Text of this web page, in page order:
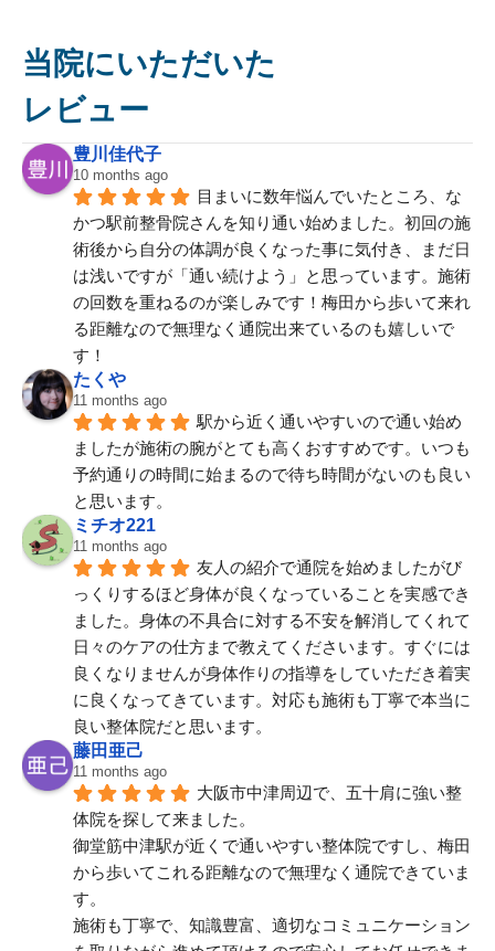
当院にいただいた
レビュー
豊川佳代子
10 months ago
目まいに数年悩んでいたところ、な
かつ駅前整骨院さんを知り通い始めました。初回の施
術後から自分の体調が良くなった事に気付き、まだ日
は浅いですが「通い続けよう」と思っています。施術
の回数を重ねるのが楽しみです！梅田から歩いて来れ
る距離なので無理なく通院出来ているのも嬉しいで
す！
たくや
11 months ago
駅から近く通いやすいので通い始め
ましたが施術の腕がとても高くおすすめです。いつも
予約通りの時間に始まるので待ち時間がないのも良い
と思います。
ミチオ221
11 months ago
友人の紹介で通院を始めましたがび
っくりするほど身体が良くなっていることを実感でき
ました。身体の不具合に対する不安を解消してくれて
日々のケアの仕方まで教えてくださいます。すぐには
良くなりませんが身体作りの指導をしていただき着実
に良くなってきています。対応も施術も丁寧で本当に
良い整体院だと思います。
藤田亜己
11 months ago
大阪市中津周辺で、五十肩に強い整
体院を探して来ました。
​御堂筋中津駅が近くで通いやすい整体院ですし、梅田
から歩いてこれる距離なので無理なく通院できていま
す。
施術も丁寧で、知識豊富、適切なコミュニケーション